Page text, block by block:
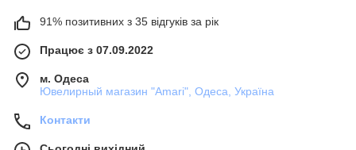
91% позитивних з 35 відгуків за рік
Працює з 07.09.2022
м. Одеса
Ювелирный магазин "Amari", Одеса, Україна
Контакти